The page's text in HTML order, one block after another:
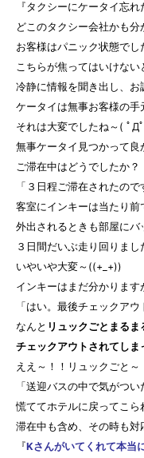
『タクシーにケータイ忘
どこのタクシー会社かも分
お客様はパニック状態でし
こちらが焦ってはいけない
冷静に情報を聞き出し、お
ケータイは無事お客様の手
それは大変でしたね～( ﾟД
無事ケータイ見つかって良
ご滞在中はどうでしたか？
「３日程ご滞在されたので
客室にインキーは当たり前
外出されるときも部屋にバ
３日間だいぶ走り回りまし
いやいや大変～((+_+))
インキーはまだ分かります
「はい。最後チェックアウ
なんと リュックごとまるま
チェックアウトされてしま
ええ～！！リュックごと～
「送迎バスの中で気がつ
慌ててホテルに戻ってこら
滞在中も含め、その時も対
『Kさんがいてくれて本当